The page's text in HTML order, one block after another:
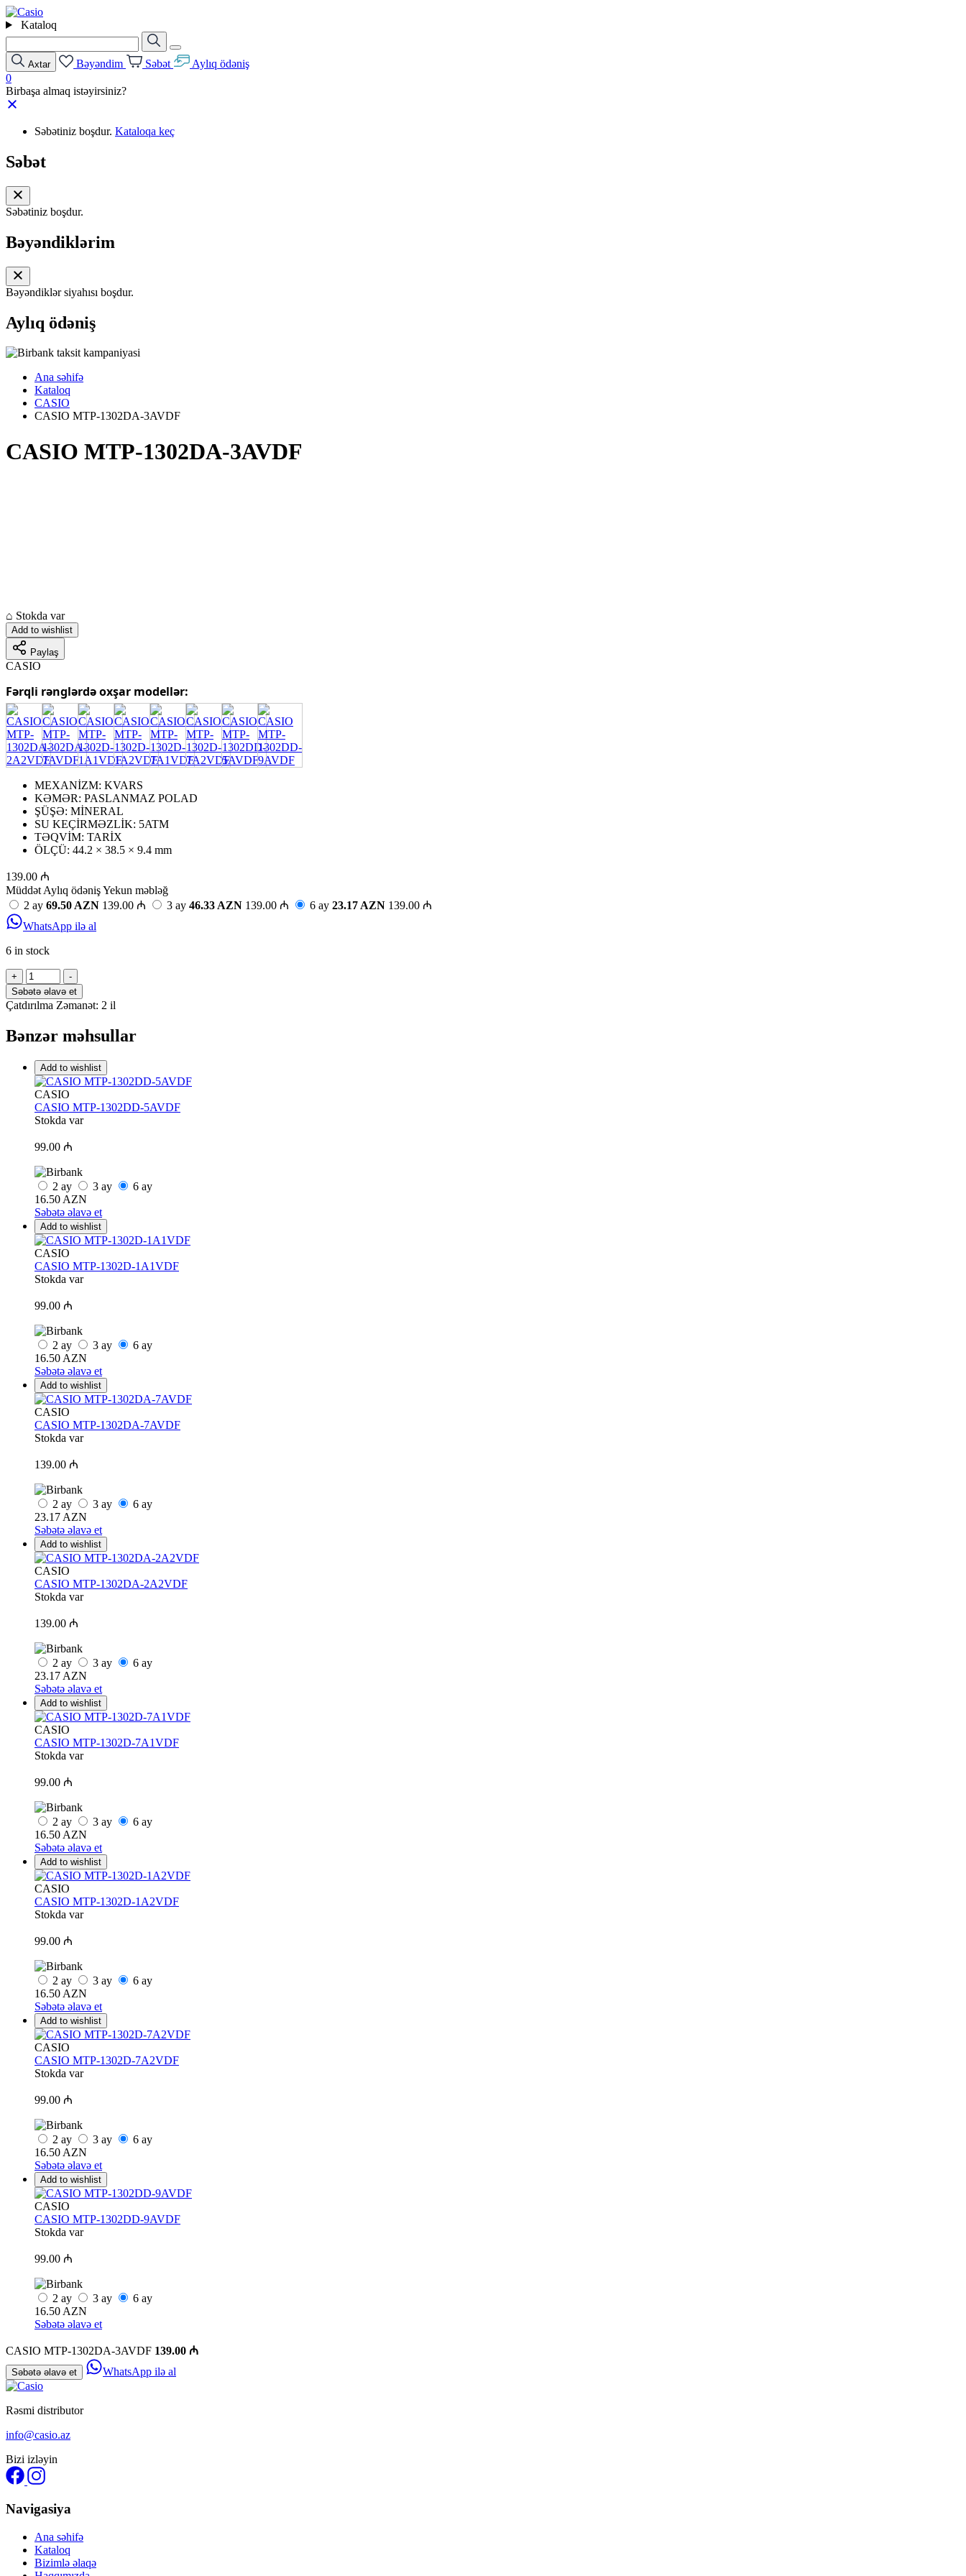
Kataloq
Axtar Bəyəndim Səbət
Aylıq ödəniş
0
Birbaşa almaq istəyirsiniz?
Səbətiniz boşdur. Kataloqa keç
Səbət
Səbətiniz boşdur.
Bəyəndiklərim
Bəyəndiklər siyahısı boşdur.
Aylıq ödəniş
Ana səhifə
Kataloq
CASIO
CASIO MTP-1302DA-3AVDF
CASIO MTP-1302DA-3AVDF
⌂ Stokda var
Add to wishlist
Paylaş
CASIO
Fərqli rənglərdə oxşar modellər:
MEXANİZM: KVARS
KƏMƏR: PASLANMAZ POLAD
ŞÜŞƏ: MİNERAL
SU KEÇİRMƏZLİK: 5ATM
TƏQVİM: TARİX
ÖLÇÜ: 44.2 × 38.5 × 9.4 mm
139.00 ₼
Müddət Aylıq ödənişYekun məbləğ
2 ay 69.50 AZN 139.00 ₼ 3 ay 46.33 AZN 139.00 ₼ 6 ay 23.17 AZN 139.00 ₼
WhatsApp ilə al
6 in stock
+
CASIO
MTP-
1302DA-
3AVDF
-
Səbətə əlavə et
Çatdırılma Zəmanət: 2 il
Bənzər məhsullar
Add to wishlist
CASIO
CASIO MTP-1302DD-5AVDF
Stokda var
99.00 ₼
2 ay 3 ay 6 ay
16.50 AZN
Səbətə əlavə et
Add to wishlist
CASIO
CASIO MTP-1302D-1A1VDF
Stokda var
99.00 ₼
2 ay 3 ay 6 ay
16.50 AZN
Səbətə əlavə et
Add to wishlist
CASIO
CASIO MTP-1302DA-7AVDF
Stokda var
139.00 ₼
2 ay 3 ay 6 ay
23.17 AZN
Səbətə əlavə et
Add to wishlist
CASIO
CASIO MTP-1302DA-2A2VDF
Stokda var
139.00 ₼
2 ay 3 ay 6 ay
23.17 AZN
Səbətə əlavə et
Add to wishlist
CASIO
CASIO MTP-1302D-7A1VDF
Stokda var
99.00 ₼
2 ay 3 ay 6 ay
16.50 AZN
Səbətə əlavə et
Add to wishlist
CASIO
CASIO MTP-1302D-1A2VDF
Stokda var
99.00 ₼
2 ay 3 ay 6 ay
16.50 AZN
Səbətə əlavə et
Add to wishlist
CASIO
CASIO MTP-1302D-7A2VDF
Stokda var
99.00 ₼
2 ay 3 ay 6 ay
16.50 AZN
Səbətə əlavə et
Add to wishlist
CASIO
CASIO MTP-1302DD-9AVDF
Stokda var
99.00 ₼
2 ay 3 ay 6 ay
16.50 AZN
Səbətə əlavə et
CASIO MTP-1302DA-3AVDF 139.00 ₼
Səbətə əlavə et WhatsApp ilə al
Rəsmi distributor
info@casio.az
Bizi izləyin
Navigasiya
Ana səhifə
Kataloq
Bizimlə əlaqə